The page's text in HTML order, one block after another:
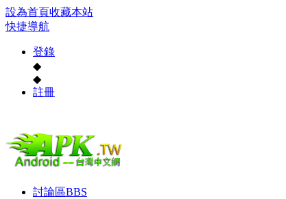
設為首頁收藏本站
快捷導航
登錄
◆
◆
註冊
討論區BBS